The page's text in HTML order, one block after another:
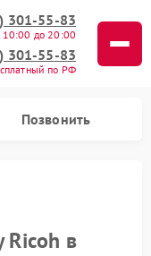
301-55-83
10:00 до 20:00
301-55-83
по РФ
Позвонить
Ricoh в